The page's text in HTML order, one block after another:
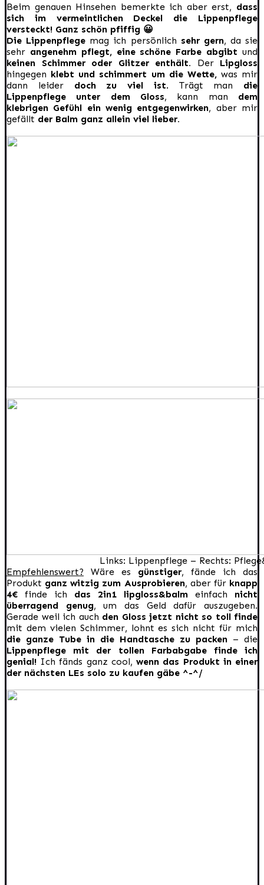
Beim genauen Hinsehen bemerkte ich aber erst, dass
sich im vermeintlichen Deckel die Lippenpflege
versteckt! Ganz schön pfiffig 😀
Die Lippenpflege mag ich persönlich sehr gern, da sie
sehr angenehm pflegt, eine schöne Farbe abgibtund
keinen Schimmer oder Glitzer enthält. Der Lipgloss
hingegen klebt und schimmert um die Wette,was mir
dann leider doch zu viel ist. Trägt man die
Lippenpflege unter dem Gloss, kann man dem
klebrigen Gefühl ein wenig entgegenwirken, aber mir
gefällt der Balm ganz allein viel lieber.
Links: Lippenpflege – Rechts:
Empfehlenswert? Wäre es günstiger, fände ich das
Produkt ganz witzig zum Ausprobieren, aber für knapp
4€ finde ich das 2in1 lipgloss&balm einfach nicht
überragend genug, um das Geld dafür auszugeben.
Gerade weil ich auch den Gloss jetzt nicht so toll finde
mit dem vielen Schimmer, lohnt es sich nicht für mich
die ganze Tube in die Handtasche zu packen – die
Lippenpflege mit der tollen Farbabgabe finde ich
genial! Ich fänds ganz cool,wenn das Produkt in einer
der nächsten LEs solo zu kaufen gäbe ^-^/